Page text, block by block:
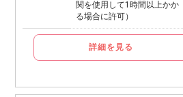
関を使用して1時間以上かか
る場合に許可）
詳細を見る